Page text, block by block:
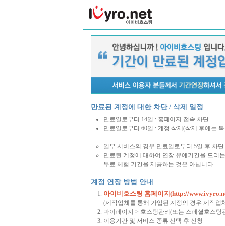
만료된 계정에 대한 차단 / 삭제 일정
만료일로부터 14일 : 홈페이지 접속 차단
만료일로부터 60일 : 계정 삭제(삭제 후에는
일부 서비스의 경우 만료일로부터 5일 후 차
만료된 계정에 대하여 연장 유예기간을 드리
무료 체험 기간을 제공하는 것은 아닙니다.
계정 연장 방법 안내
아이비호스팅 홈페이지(http://
(제작업체를 통해 가입된 계정의 경우 제작업
마이페이지 > 호스팅관리(또는 스페셜호스팅
이용기간 및 서비스 종류 선택 후 신청